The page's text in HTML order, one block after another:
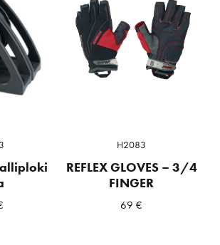
H2083
REFLEX GLOVES – 3/4
FINGER
69€